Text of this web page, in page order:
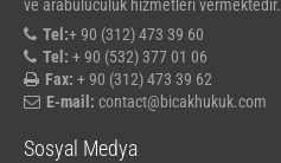
ve arabuluculuk hizmetleri vermektedir.
Tel:+ 90 (312) 473 39 60
Tel: + 90 (532) 377 01 06
Fax: + 90 (312) 473 39 62
E-mail: contact@bicakhukuk.com
Sosyal Medya